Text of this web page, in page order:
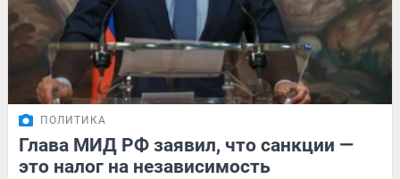
ПОЛИТИКА
Глава МИД РФ заявил, что санкции —
это налог на независимость